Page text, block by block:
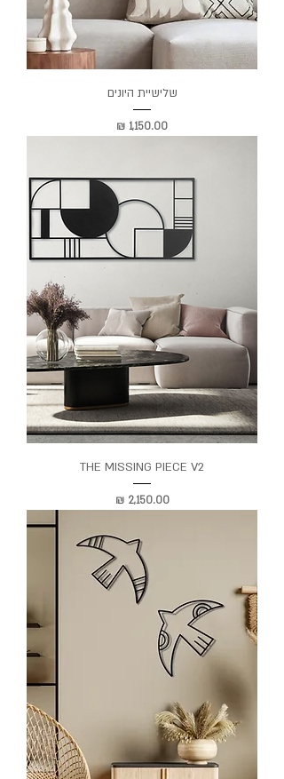
שלישיית היונים
מחיר
THE MISSING PIECE V2
מחיר‏2,150.00 ‏₪